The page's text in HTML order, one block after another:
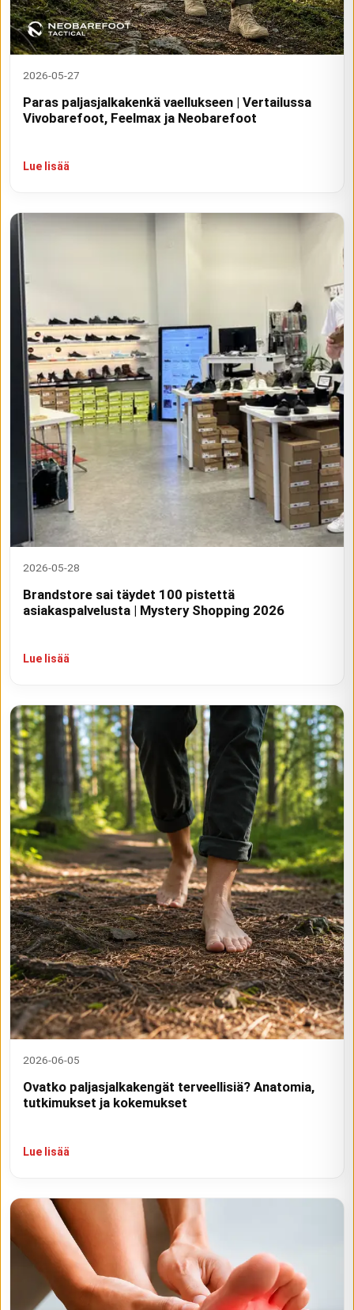
2026-05-27
Paras paljasjalkakenkä vaellukseen | Vertailussa
Vivobarefoot, Feelmax ja Neobarefoot
Lue lisää
2026-05-28
Brandstore sai täydet 100 pistettä
asiakaspalvelusta | Mystery Shopping 2026
Lue lisää
2026-06-05
Ovatko paljasjalkakengät terveellisiä? Anatomia,
tutkimukset ja kokemukset
Lue lisää